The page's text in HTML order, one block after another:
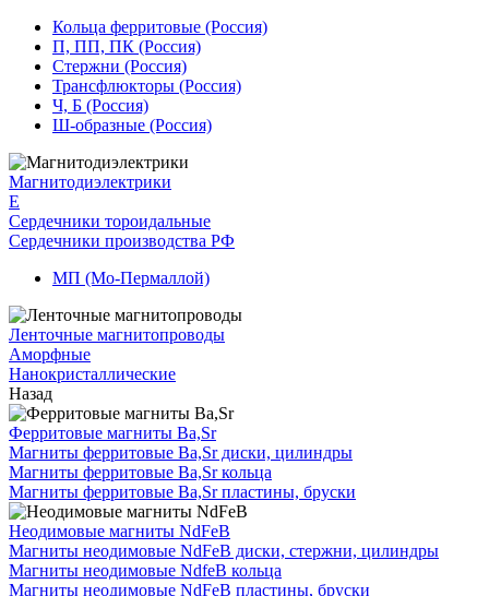
Кольца ферритовые (Россия)
П, ПП, ПК (Россия)
Стержни (Россия)
Трансфлюкторы (Россия)
Ч, Б (Россия)
Ш-образные (Россия)
Магнитодиэлектрики
E
Сердечники тороидальные
Сердечники производства РФ
МП (Мо-Пермаллой)
Ленточные магнитопроводы
Аморфные
Нанокристаллические
Назад
Ферритовые магниты Ba,Sr
Магниты ферритовые Ba,Sr диски, цилиндры
Магниты ферритовые Ba,Sr кольца
Магниты ферритовые Ba,Sr пластины, бруски
Неодимовые магниты NdFeB
Магниты неодимовые NdFeB диски, стержни, цилиндры
Магниты неодимовые NdfeB кольца
Магниты неодимовые NdFeB пластины, бруски